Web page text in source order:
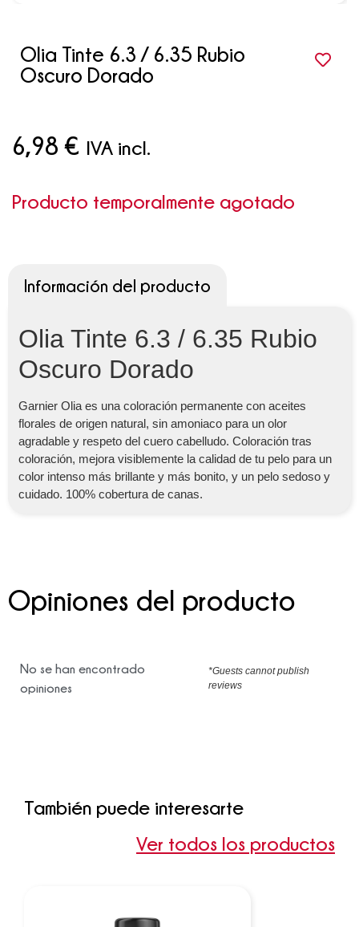
Olia Tinte 6.3 / 6.35 Rubio
Oscuro Dorado
6,98€ IVA incl.
Producto temporalmente agotado
Información del producto
Olia Tinte 6.3 / 6.35 Rubio
Oscuro Dorado
Garnier Olia es una coloración permanente con aceites
florales de origen natural, sin amoniaco para un olor
agradable y respeto del cuero cabelludo. Coloración tras
coloración, mejora visiblemente la calidad de tu pelo para un
color intenso más brillante y más bonito, y un pelo sedoso y
cuidado. 100% cobertura de canas.
Opiniones del producto
No se han encontrado
opiniones
*Guests cannot publish
reviews
También puede interesarte
Ver todos los productos